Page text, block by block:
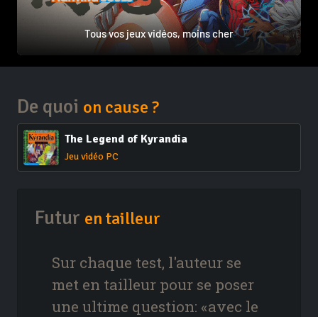
Tous vos jeux vidéos, moins cher
De quoi on cause ?
The Legend of Kyrandia
Jeu vidéo PC
Futur en tailleur
Sur chaque test, l'auteur se
met en tailleur pour se poser
une ultime question: «avec le